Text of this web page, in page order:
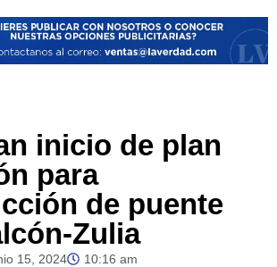
inicio de plan
para
de puente
Zulia
15, 2024 10:16 am